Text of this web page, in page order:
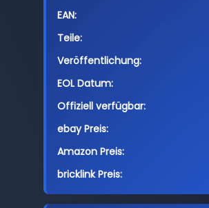
EAN:
Teile:
Veröffentlichung:
EOL Datum:
Offiziell verfügbar:
ebay Preis:
Amazon Preis:
bricklink Preis: